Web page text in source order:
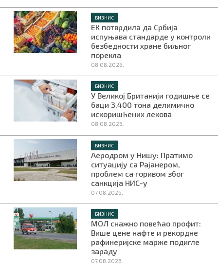
БИЗНИС
ЕК потврдила да Србија
испуњава стандарде у контроли
безбедности хране биљног
порекла
08.08.2026.
БИЗНИС
У Великој Британији годишње се
баци 3.400 тона делимично
искоришћених лекова
08.08.2026.
БИЗНИС
Аеродром у Нишу: Пратимо
ситуацију са Рајанером,
проблем са горивом због
санкција НИС-у
07.08.2026.
БИЗНИС
МОЛ снажно повећао профит:
Више цене нафте и рекордне
рафинеријске марже подигле
зараду
07.08.2026.